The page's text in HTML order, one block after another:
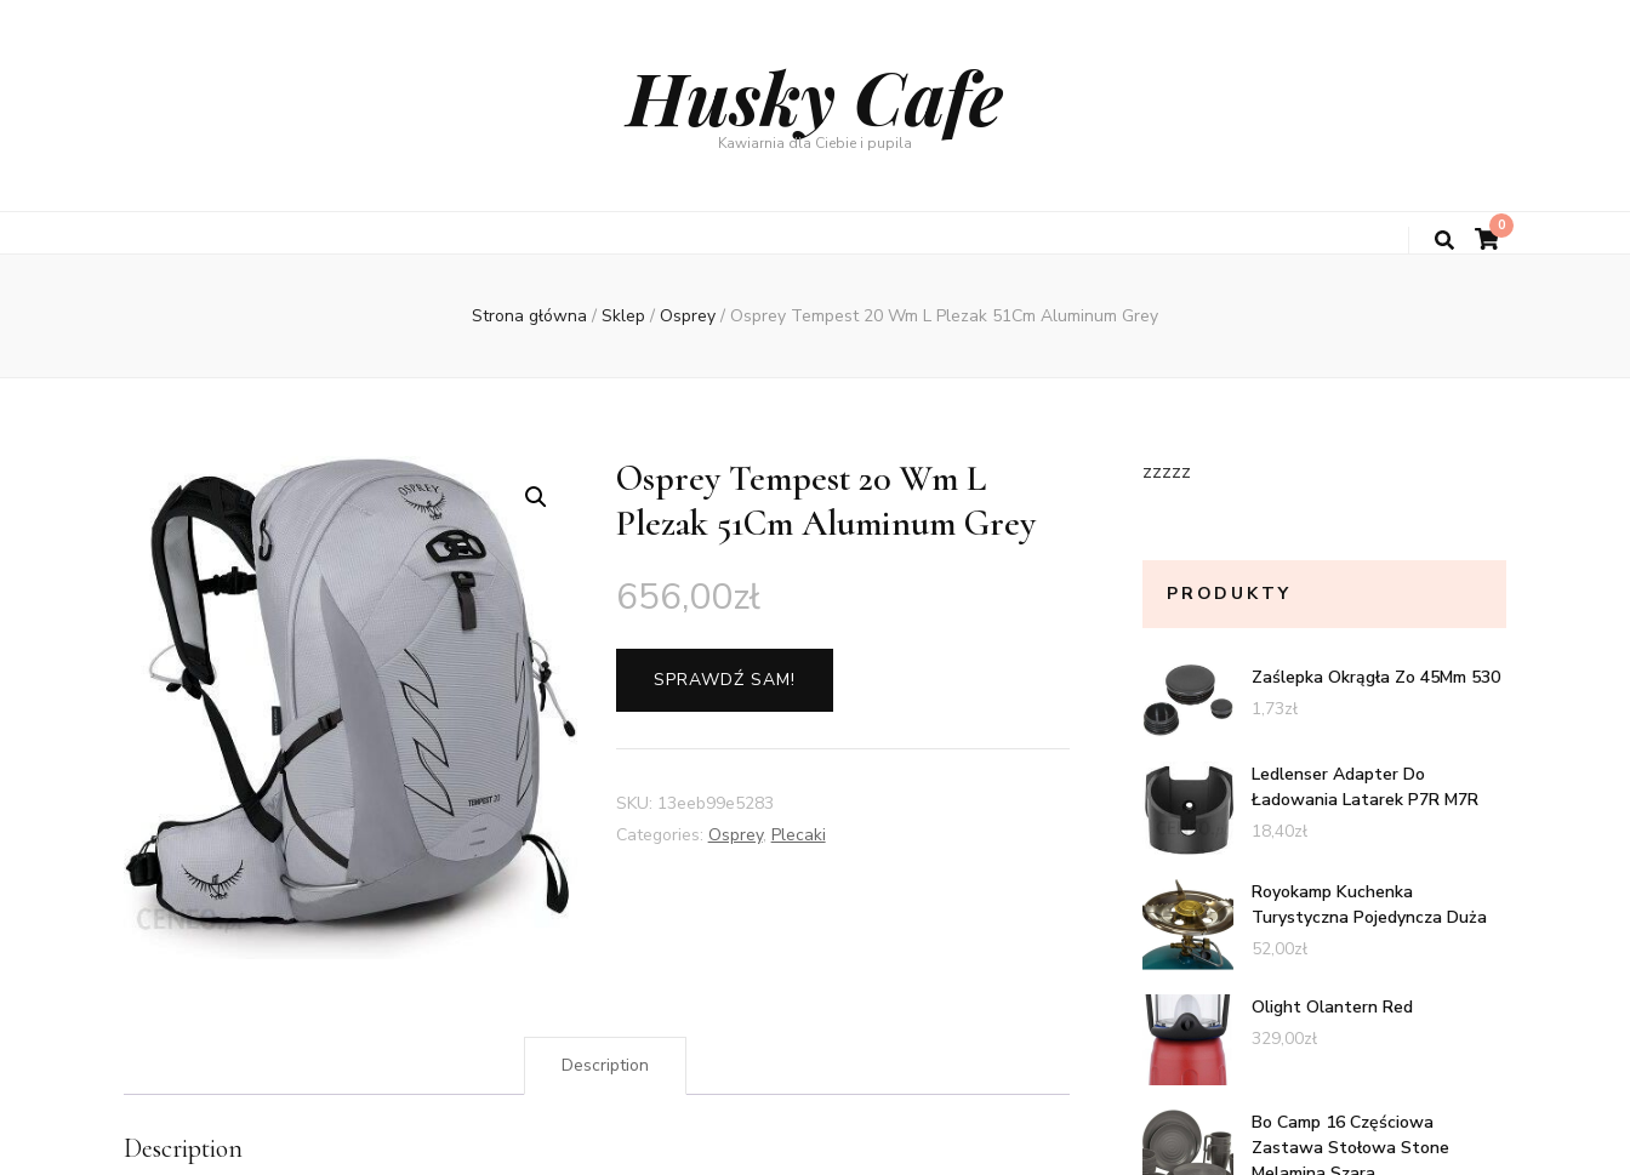
Husky Cafe
Kawiarnia dla Ciebie i pupila
0
Strona główna / Sklep / Osprey / Osprey Tempest 20 Wm L Plezak 51Cm Aluminum Grey
Osprey Tempest 20 Wm L
Plezak 51Cm Aluminum Grey
656,00zł
SPRAWDŹ SAM!
SKU: 13eeb99e5283
Categories: Osprey, Plecaki
Description
Description
zzzzz
PRODUKTY
Zaślepka Okrągła Zo 45Mm 530
1,73zł
Ledlenser Adapter Do
Ładowania Latarek P7R M7R
18,40zł
Royokamp Kuchenka
Turystyczna Pojedyncza Duża
52,00zł
Olight Olantern Red
329,00zł
Bo Camp 16 Częściowa
Zastawa Stołowa Stone